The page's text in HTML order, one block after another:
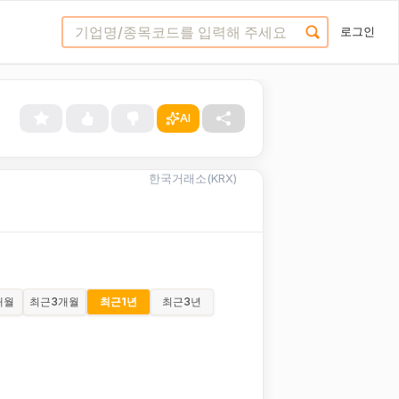
로그인
AI
한국거래소(KRX)
월 최근3개월 최근1년 최근3년